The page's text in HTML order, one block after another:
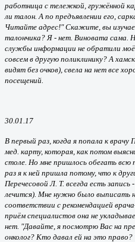
работница с тележкой, гружённой
ли талон. А по предъявлении его,
Читайте адрес!" Скажите, вы
талончика? Я - нет. Виновата сама.
службы информации не обратили
совсем в другую поликлинику? А
видят без очков), свела на нет все
посещений.
30.01.17
В первый раз, когда я попала к врачу
мед. карту, которая, как потом
столе. Но мне пришлось обегать всю
раз я к ней пришла потому, что к
Перечесовой Л. Т. всегда есть
лечится). Мне нужно было выписать
соответствии с рекомендацией
приём специалистов она не
нет. "Давайте, я посмотрю Вас на
онколог? Кто давал ей на это право?